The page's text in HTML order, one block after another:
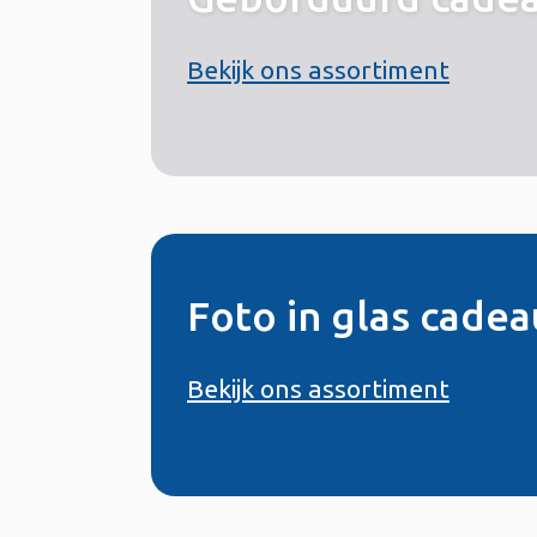
Bekijk ons assortiment
Foto in glas
Bekijk ons assortiment